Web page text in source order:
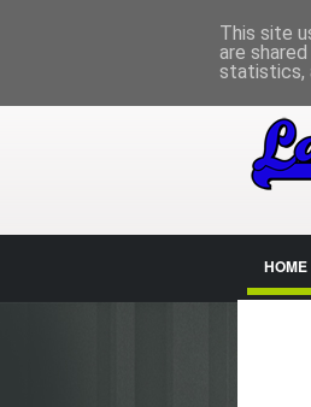
HOME
This site
are
statistics,